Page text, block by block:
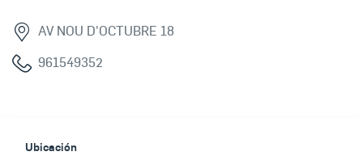
AV NOU D'OCTUBRE 18
961549352
Ubicación